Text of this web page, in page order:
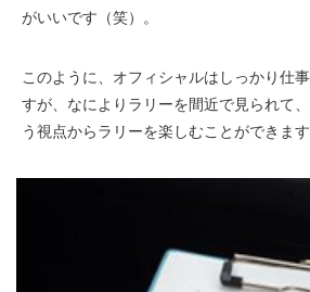
がいいです（笑）。
このように、オフィシャルはしっかり仕
すが、なによりラリーを間近で見られて
う視点からラリーを楽しむことができます